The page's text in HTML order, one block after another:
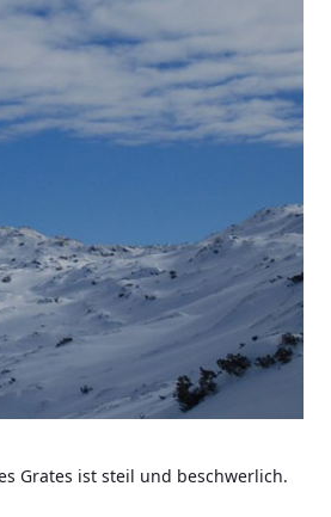
Grates ist steil und beschwerlich.